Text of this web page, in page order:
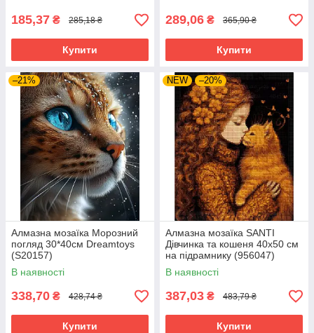
185,37 ₴ 285,18 ₴
Купити
289,06 ₴ 365,90 ₴
Купити
–21%
Алмазна мозаїка Морозний
погляд 30*40см Dreamtoys
(S20157)
В наявності
338,70 ₴ 428,74 ₴
Купити
NEW –20%
Алмазна мозаїка SANTI
Дівчинка та кошеня 40х50 см
на підрамнику (956047)
В наявності
387,03 ₴ 483,79 ₴
Купити